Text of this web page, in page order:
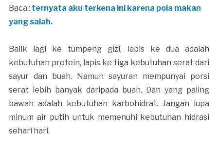
Baca : ternyata aku terkena ini karena pola makan
yang salah.
Balik lagi ke tumpeng gizi, lapis ke dua adalah
kebutuhan protein, lapis ke tiga kebutuhan serat dari
sayur dan buah. Namun sayuran mempunyai porsi
serat lebih banyak daripada buah. Dan yang paling
bawah adalah kebutuhan karbohidrat. Jangan lupa
minum air putih untuk memenuhi kebutuhan hidrasi
sehari hari.